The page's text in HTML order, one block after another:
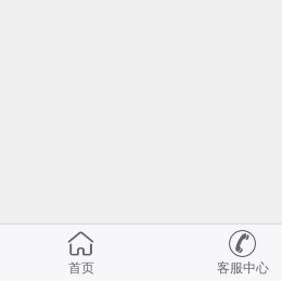
首页 客服中心